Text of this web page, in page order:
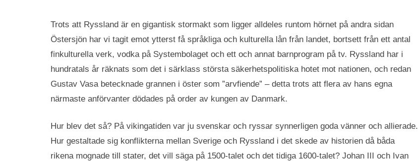
Trots att Ryssland är en gigantisk stormakt som ligger alldeles runtom hörnet på andra sidan
Östersjön har vi tagit emot ytterst få språkliga och kulturella lån från landet, bortsett från ett antal
finkulturella verk, vodka på Systembolaget och ett och annat barnprogram på tv. Ryssland har i
hundratals år räknats som det i särklass största säkerhetspolitiska hotet mot nationen, och redan
Gustav Vasa betecknade grannen i öster som ”arvfiende” – detta trots att flera av hans egna
närmaste anförvanter dödades på order av kungen av Danmark.
Hur blev det så? På vikingatiden var ju svenskar och ryssar synnerligen goda vänner och allierade.
Hur gestaltade sig konflikterna mellan Sverige och Ryssland i det skede av historien då båda
rikena mognade till stater, det vill säga på 1500-talet och det tidiga 1600-talet? Johan III och Ivan